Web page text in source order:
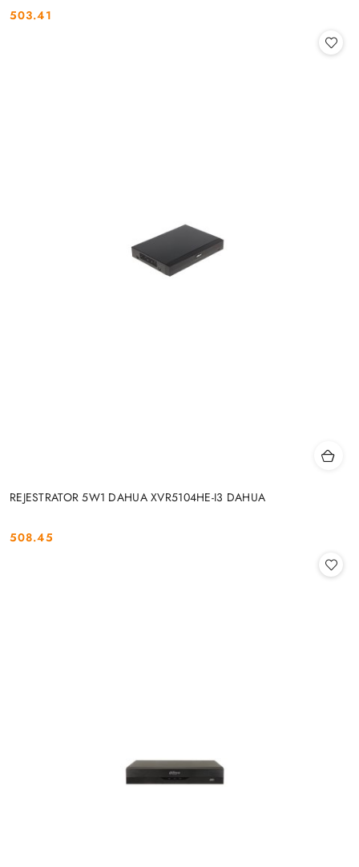
Cena:
503.41
REJESTRATOR 5W1 DAHUA XVR5104HE-I3 DAHUA
Cena:
508.45